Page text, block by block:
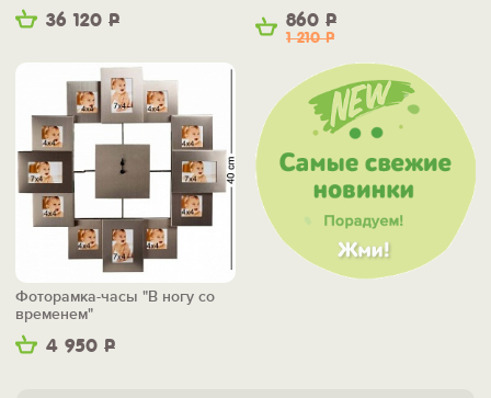
36 120 Р 860 Р
1 210Р
4 950 Р
Фоторамка-часы "В ногу со
временем"